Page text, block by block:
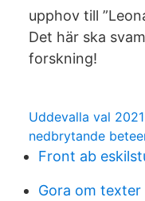
upphov till
Det här ska
forskning!
Uddevalla val 2021
nedbrytande
Front ab
Gora om texter